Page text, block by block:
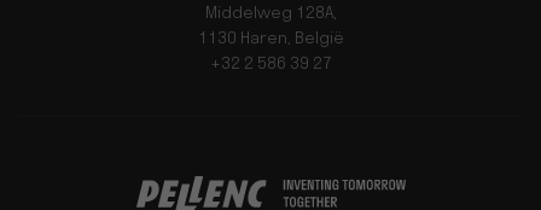
Middelweg 128A,
1130 Haren, België
+32 2 586 39 27